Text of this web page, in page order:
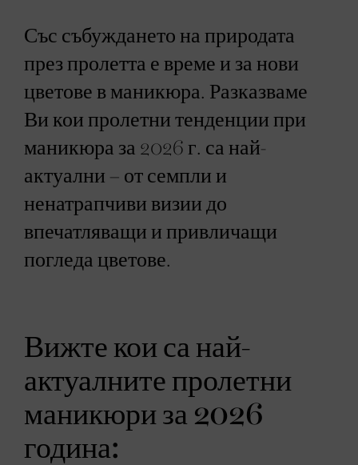
Със събуждането на природата
през пролетта е време и за нови
цветове в маникюра. Разказваме
Ви кои пролетни тенденции при
маникюра за 2026 г. са най-
актуални – от семпли и
ненатрапчиви визии до
впечатляващи и привличащи
погледа цветове.
Вижте кои са най-
актуалните пролетни
маникюри за 2026
година: